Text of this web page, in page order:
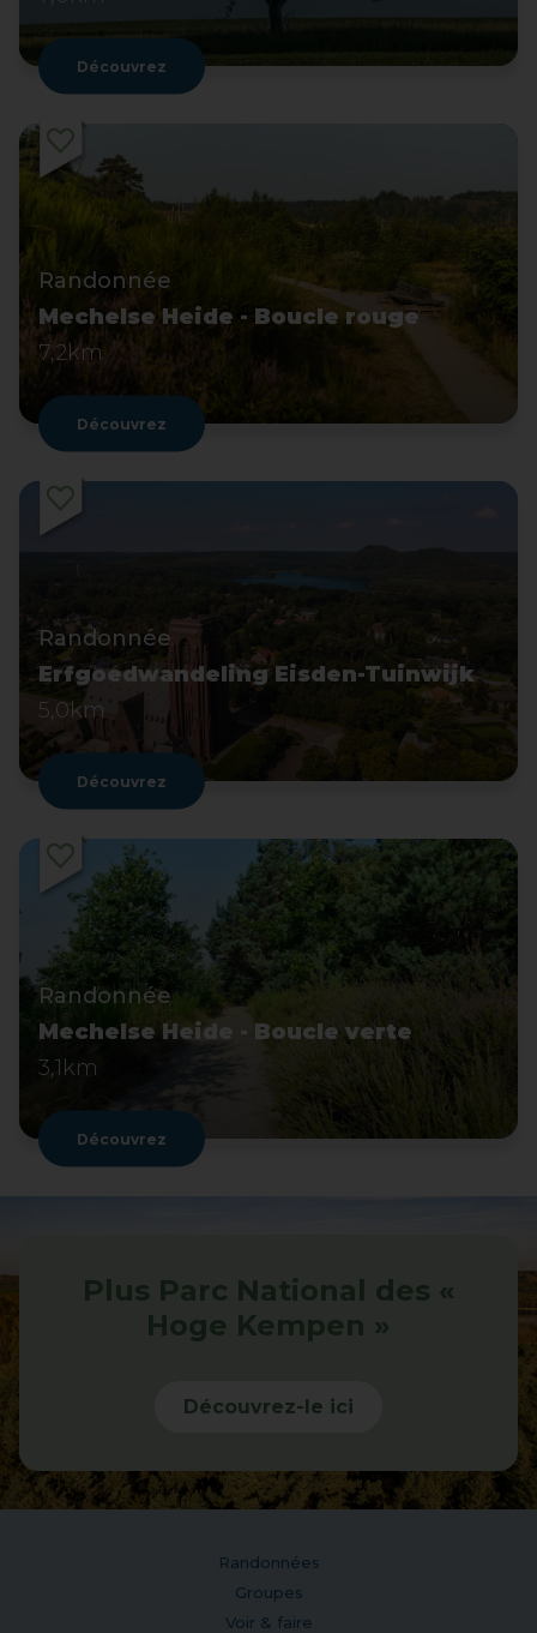
Découvrez
Randonnée
Mechelse Heide - Boucle rouge
7,2km
Découvrez
Randonnée
Erfgoedwandeling Eisden-Tuinwijk
5,0km
Découvrez
Randonnée
Mechelse Heide - Boucle verte
3,1km
Découvrez
Plus Parc National des «
Hoge Kempen »
Découvrez-le ici
Randonnées
Groupes
Voir & faire